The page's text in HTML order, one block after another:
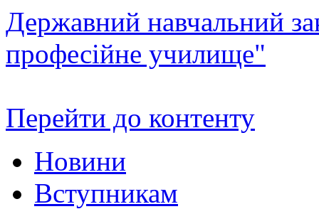
Державний навчальний
професійне училище"
Перейти до контенту
Новини
Вступникам